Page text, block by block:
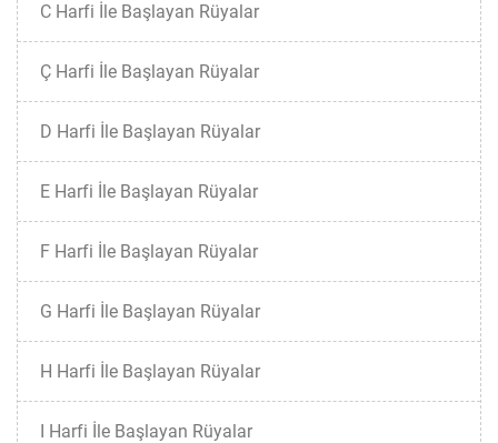
C Harfi İle Başlayan Rüyalar
Ç Harfi İle Başlayan Rüyalar
D Harfi İle Başlayan Rüyalar
E Harfi İle Başlayan Rüyalar
F Harfi İle Başlayan Rüyalar
G Harfi İle Başlayan Rüyalar
H Harfi İle Başlayan Rüyalar
I Harfi İle Başlayan Rüyalar